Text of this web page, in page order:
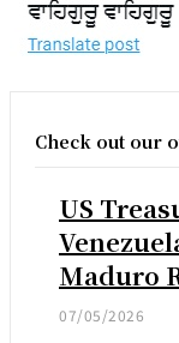
Check out our
US
Maduro
07/05/2026